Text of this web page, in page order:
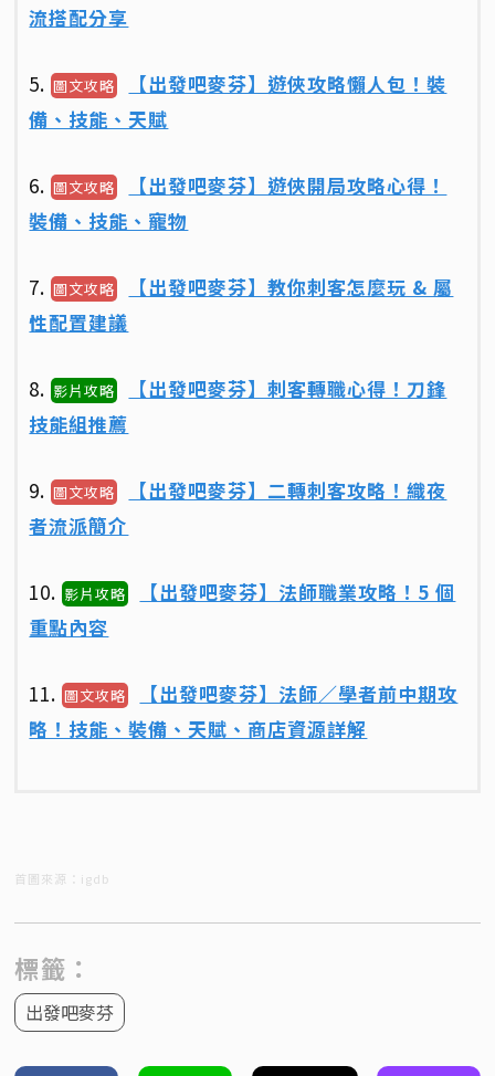
流搭配分享
5.圖文攻略
【出發吧麥芬】遊俠攻略懶人包！裝
備、技能、天賦
6.圖文攻略
【出發吧麥芬】遊俠開局攻略心得！
裝備、技能、寵物
7.圖文攻略
【出發吧麥芬】教你刺客怎麼玩 & 屬
性配置建議
8.影片攻略
【出發吧麥芬】刺客轉職心得！刀鋒
技能組推薦
9.圖文攻略
【出發吧麥芬】二轉刺客攻略！織夜
者流派簡介
10.影片攻略
【出發吧麥芬】法師職業攻略！5 個
重點內容
11.圖文攻略
【出發吧麥芬】法師／學者前中期攻
略！技能、裝備、天賦、商店資源詳解
首圖來源：igdb
標籤：
出發吧麥芬